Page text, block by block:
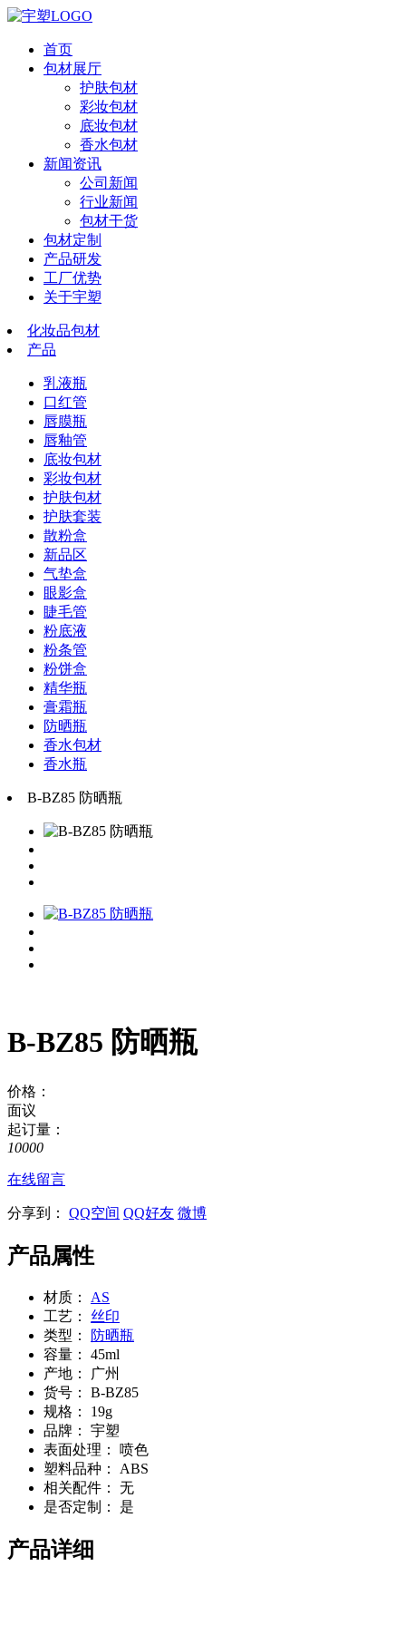
首页
包材展厅
护肤包材
彩妆包材
底妆包材
香水包材
新闻资讯
公司新闻
行业新闻
包材干货
包材定制
产品研发
工厂优势
关于宇塑
化妆品包材
产品
乳液瓶
口红管
唇膜瓶
唇釉管
底妆包材
彩妆包材
护肤包材
护肤套装
散粉盒
新品区
气垫盒
眼影盒
睫毛管
粉底液
粉条管
粉饼盒
精华瓶
膏霜瓶
防晒瓶
香水包材
香水瓶
B-BZ85 防晒瓶
B-BZ85 防晒瓶
价格：
面议
起订量：
10000
在线留言
分享到： QQ空间 QQ好友 微博
产品属性
材质：
AS
工艺：
丝印
类型：
防晒瓶
容量：
45ml
产地：
广州
货号：
B-BZ85
规格：
19g
品牌：
宇塑
表面处理：
喷色
塑料品种：
ABS
相关配件：
无
是否定制：
是
产品详细